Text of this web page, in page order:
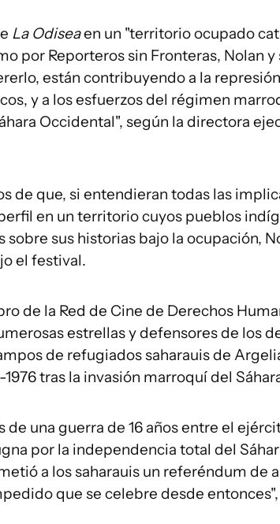
La Odiseaen un "territorio ocupado
por Reporteros sin Fronteras, Nolan y
están contribuyendo a la
y a los esfuerzos del régimen
Occidental", según la directora
de que, si entendieran todas las
en un territorio cuyos pueblos
sobre sus historias bajo la ocupación,
el festival.
de la Red de Cine de Derechos
estrellas y defensores de los
de refugiados saharauis de
1976 tras la invasión marroquí del
de una guerra de 16 años entre el
por la independencia total del
a los saharauis un referéndum de
que se celebre desde